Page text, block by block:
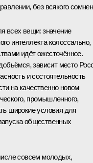
без всякого
всех вещи: значение
интеллекта колоссально,
идёт ожесточённое.
зависит место
и состоятельность
на качественно новом
промышленного,
широкие условия для
общественных
совсем молодых,